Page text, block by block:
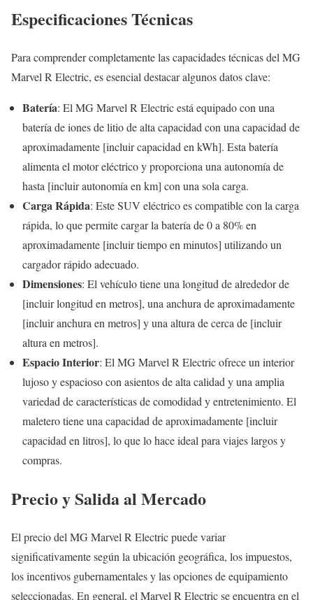
Especificaciones Técnicas
Para comprender completamente las capacidades técnicas del MG
Marvel R Electric, es esencial destacar algunos datos clave:
Batería: El MG Marvel R Electric está equipado con una
batería de iones de litio de alta capacidad con una capacidad de
aproximadamente [incluir capacidad en kWh]. Esta batería
alimenta el motor eléctrico y proporciona una autonomía de
hasta [incluir autonomía en km] con una sola carga.
Carga Rápida: Este SUV eléctrico es compatible con la carga
rápida, lo que permite cargar la batería de 0 a 80% en
aproximadamente [incluir tiempo en minutos] utilizando un
cargador rápido adecuado.
Dimensiones: El vehículo tiene una longitud de alrededor de
[incluir longitud en metros], una anchura de aproximadamente
[incluir anchura en metros] y una altura de cerca de [incluir
altura en metros].
Espacio Interior: El MG Marvel R Electric ofrece un interior
lujoso y espacioso con asientos de alta calidad y una amplia
variedad de características de comodidad y entretenimiento. El
maletero tiene una capacidad de aproximadamente [incluir
capacidad en litros], lo que lo hace ideal para viajes largos y
compras.
Precio y Salida al Mercado
El precio del MG Marvel R Electric puede variar
significativamente según la ubicación geográfica, los impuestos,
los incentivos gubernamentales y las opciones de equipamiento
seleccionadas. En general, el Marvel R Electric se encuentra en el